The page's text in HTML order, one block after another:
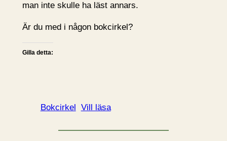
man inte skulle ha läst annars.
Är du med i någon bokcirkel?
Gilla detta:
Bokcirkel Vill läsa